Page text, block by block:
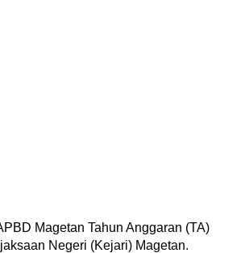
Magetan Tahun Anggaran (TA)
Negeri (Kejari) Magetan.